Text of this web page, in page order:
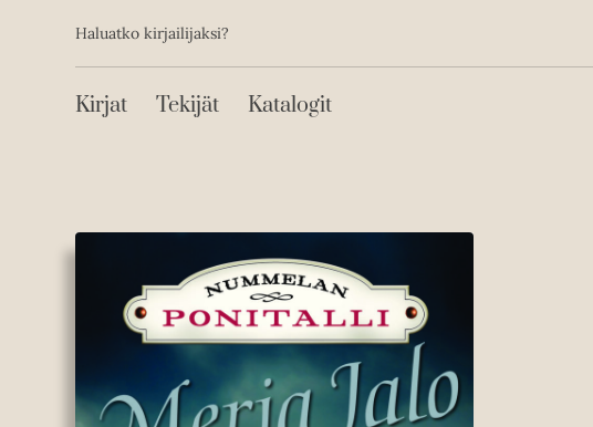
sisältöönToissijainen
Haluatko kirjailijaksi?
Päävalikko
Kirjat Tekijät Katalogit